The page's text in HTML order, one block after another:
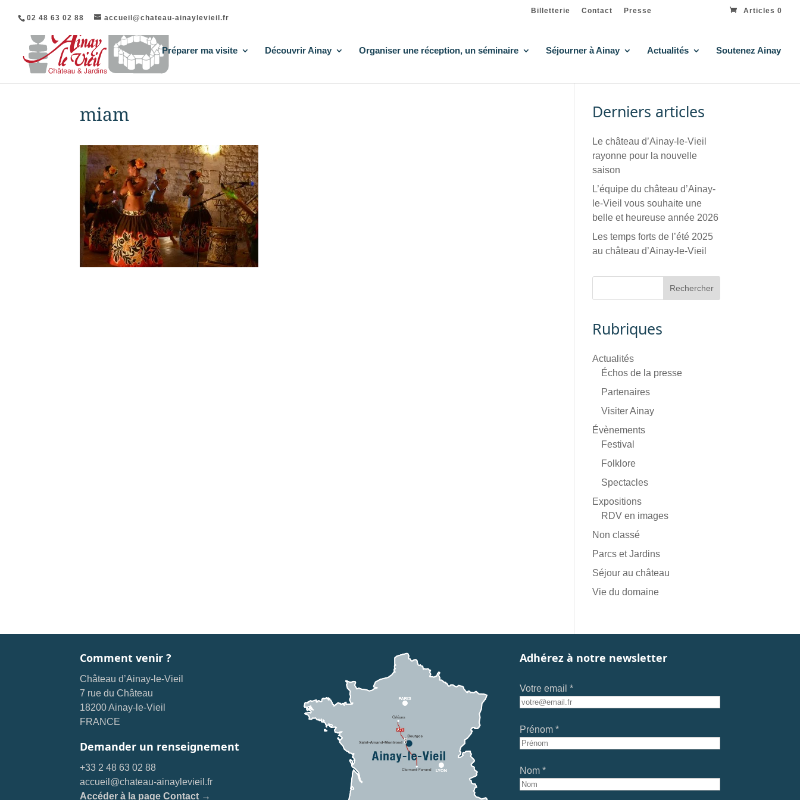
02 48 63 02 88 accueil@chateau-ainaylevieil.fr
Billetterie Contact Presse Articles 0
Préparer ma visite Découvrir Ainay Organiser une réception, un séminaire Séjourner à Ainay Actualités Soutenez Ainay
miam Derniers articles
Le château d’Ainay-le-Vieil
rayonne pour la nouvelle
saison
L’équipe du château d’Ainay-
le-Vieil vous souhaite une
belle et heureuse année 2026
Les temps forts de l’été 2025
au château d’Ainay-le-Vieil
Rubriques
Actualités
Échos de la presse
Partenaires
Visiter Ainay
Évènements
Festival
Folklore
Spectacles
Expositions
RDV en images
Non classé
Parcs et Jardins
Séjour au château
Vie du domaine
Comment venir ?
Château d’Ainay-le-Vieil
7 rue du Château
18200 Ainay-le-Vieil
FRANCE
Demander un renseignement
+33 2 48 63 02 88
accueil@chateau-ainaylevieil.fr
Accéder à la page Contact →
Adhérez à notre newsletter
Votre email *
Prénom *
Nom *